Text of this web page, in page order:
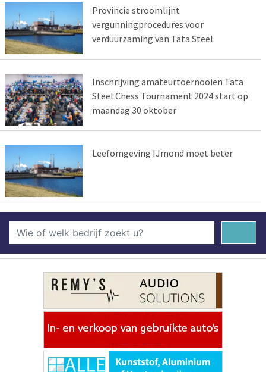
Provincie stroomlijnt
vergunningprocedures voor
verduurzaming van Tata Steel
Inschrijving amateurtoernooien Tata
Steel Chess Tournament 2024 start op
maandag 30 oktober
Leefomgeving IJmond moet beter